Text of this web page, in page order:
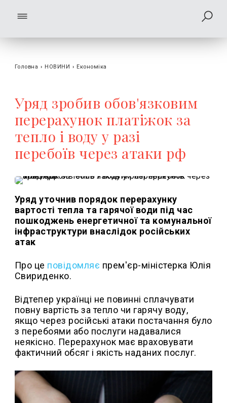
Головна › НОВИНИ › Економіка
Уряд зробив обов'язковим
перерахунок платіжок за
тепло і воду у разі
перебоїв через атаки рф
Уряд уточнив порядок перерахунку
вартості тепла та гарячої води під час
пошкоджень енергетичної та комунальної
інфраструктури внаслідок російських
атак
Про це повідомляє прем'єр-міністерка Юлія
Свириденко.
Відтепер українці не повинні сплачувати
повну вартість за тепло чи гарячу воду,
якщо через російські атаки постачання було
з перебоями або послуги надавалися
неякісно. Перерахунок має враховувати
фактичний обсяг і якість наданих послуг.